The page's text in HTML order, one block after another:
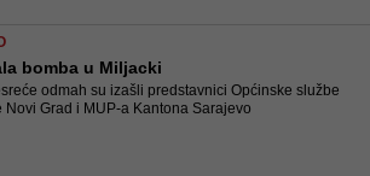
bomba u Miljacki
odmah su izašli predstavnici Općinske službe
Novi Grad i MUP-a Kantona Sarajevo